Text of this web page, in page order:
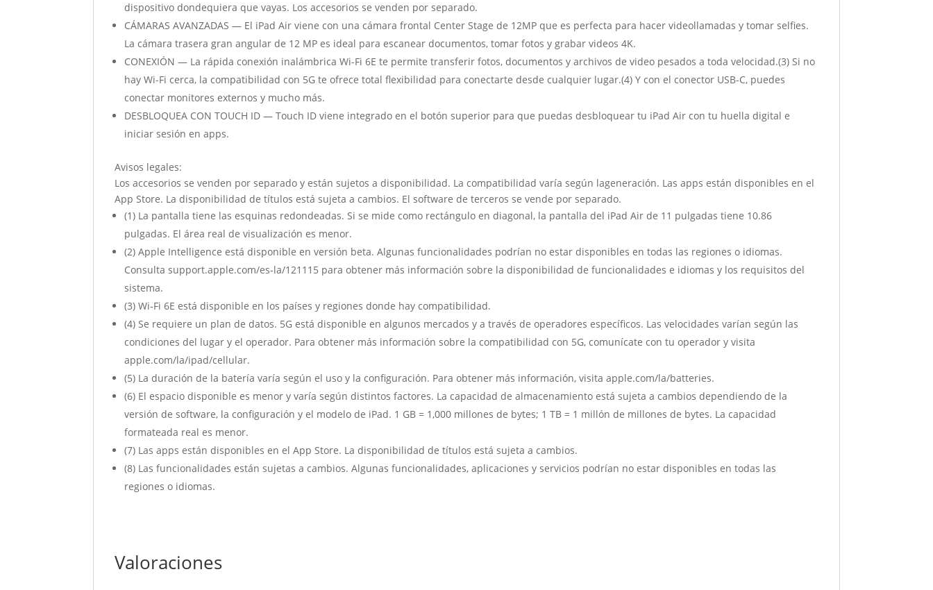
dispositivo dondequiera que vayas. Los accesorios se venden por separado.
CÁMARAS AVANZADAS — El iPad Air viene con una cámara frontal Center Stage de 12MP que es perfecta para hacer videollamadas y tomar selfies.
La cámara trasera gran angular de 12 MP es ideal para escanear documentos, tomar fotos y grabar videos 4K.
CONEXIÓN — La rápida conexión inalámbrica Wi-Fi 6E te permite transferir fotos, documentos y archivos de video pesados a toda velocidad.(3) Si no
hay Wi-Fi cerca, la compatibilidad con 5G te ofrece total flexibilidad para conectarte desde cualquier lugar.(4) Y con el conector USB-C, puedes
conectar monitores externos y mucho más.
DESBLOQUEA CON TOUCH ID — Touch ID viene integrado en el botón superior para que puedas desbloquear tu iPad Air con tu huella digital e
iniciar sesión en apps.
Avisos legales:
Los accesorios se venden por separado y están sujetos a disponibilidad. La compatibilidad varía según lageneración. Las apps están disponibles en el
App Store. La disponibilidad de títulos está sujeta a cambios. El software de terceros se vende por separado.
(1) La pantalla tiene las esquinas redondeadas. Si se mide como rectángulo en diagonal, la pantalla del iPad Air de 11 pulgadas tiene 10.86
pulgadas. El área real de visualización es menor.
(2) Apple Intelligence está disponible en versión beta. Algunas funcionalidades podrían no estar disponibles en todas las regiones o idiomas.
Consulta support.apple.com/es-la/121115 para obtener más información sobre la disponibilidad de funcionalidades e idiomas y los requisitos del
sistema.
(3) Wi‐Fi 6E está disponible en los países y regiones donde hay compatibilidad.
(4) Se requiere un plan de datos. 5G está disponible en algunos mercados y a través de operadores específicos. Las velocidades varían según las
condiciones del lugar y el operador. Para obtener más información sobre la compatibilidad con 5G, comunícate con tu operador y visita
apple.com/la/ipad/cellular.
(5) La duración de la batería varía según el uso y la configuración. Para obtener más información, visita apple.com/la/batteries.
(6) El espacio disponible es menor y varía según distintos factores. La capacidad de almacenamiento está sujeta a cambios dependiendo de la
versión de software, la configuración y el modelo de iPad. 1 GB = 1,000 millones de bytes; 1 TB = 1 millón de millones de bytes. La capacidad
formateada real es menor.
(7) Las apps están disponibles en el App Store. La disponibilidad de títulos está sujeta a cambios.
(8) Las funcionalidades están sujetas a cambios. Algunas funcionalidades, aplicaciones y servicios podrían no estar disponibles en todas las
regiones o idiomas.
Valoraciones